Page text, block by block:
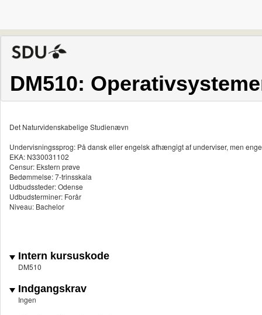
DM510:
Det Naturvidenskabelige Studienævn
Undervisningssprog: På dansk eller engelsk afhængigt af underviser, men
EKA: N330031102
Censur: Ekstern prøve
Bedømmelse: 7-trinsskala
Udbudssteder: Odense
Udbudsterminer: Forår
Niveau: Bachelor
Intern kursuskode
DM510
Indgangskrav
Ingen